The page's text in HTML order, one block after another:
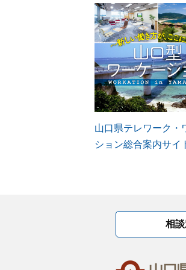
山口県テレワーク・
ション総合案内サイ
相